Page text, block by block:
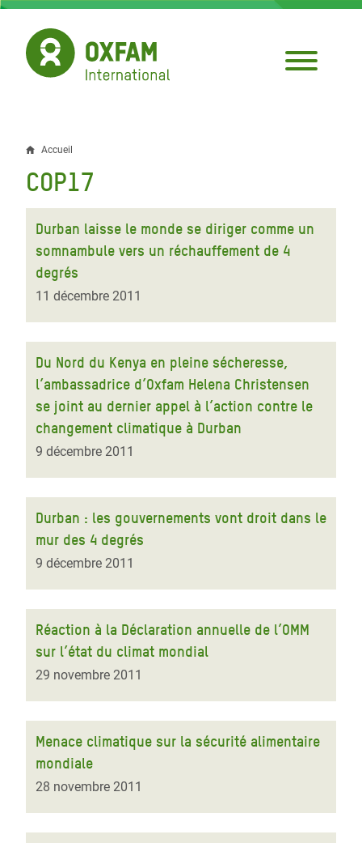
Aller
contenu
principal
Fil
d'Ariane
Accueil
COP17
Durban laisse le monde se diriger comme un
somnambule vers un réchauffement de 4
degrés
11 décembre 2011
Du Nord du Kenya en pleine sécheresse,
l’ambassadrice d’Oxfam Helena Christensen
se joint au dernier appel à l’action contre le
changement climatique à Durban
9 décembre 2011
Durban : les gouvernements vont droit dans le
mur des 4 degrés
9 décembre 2011
Réaction à la Déclaration annuelle de l’OMM
sur l’état du climat mondial
29 novembre 2011
Menace climatique sur la sécurité alimentaire
mondiale
28 novembre 2011